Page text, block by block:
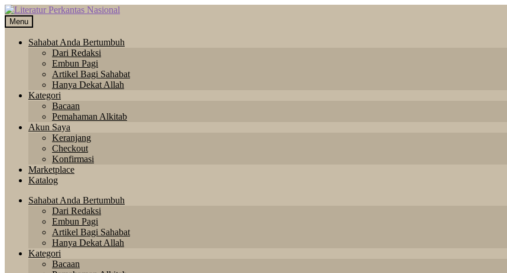
Skip
to
navigation
Langsung
ke
isi
Menu
Sahabat Anda Bertumbuh
Dari Redaksi
Embun Pagi
Artikel Bagi Sahabat
Hanya Dekat Allah
Kategori
Bacaan
Pemahaman Alkitab
Akun Saya
Keranjang
Checkout
Konfirmasi
Marketplace
Katalog
Sahabat Anda Bertumbuh
Dari Redaksi
Embun Pagi
Artikel Bagi Sahabat
Hanya Dekat Allah
Kategori
Bacaan